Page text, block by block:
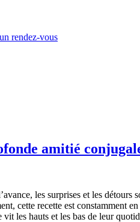
rendez-vous
amitié
les surprises et les
cette recette est constamment
les hauts et les bas de leur